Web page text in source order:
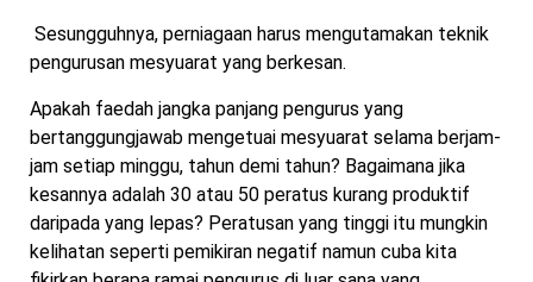
Sesungguhnya, perniagaan harus mengutamakan teknik
pengurusan mesyuarat yang berkesan.
Apakah faedah jangka panjang pengurus yang
bertanggungjawab mengetuai mesyuarat selama berjam-
jam setiap minggu, tahun demi tahun? Bagaimana jika
kesannya adalah 30 atau 50 peratus kurang produktif
daripada yang lepas? Peratusan yang tinggi itu mungkin
kelihatan seperti pemikiran negatif namun cuba kita